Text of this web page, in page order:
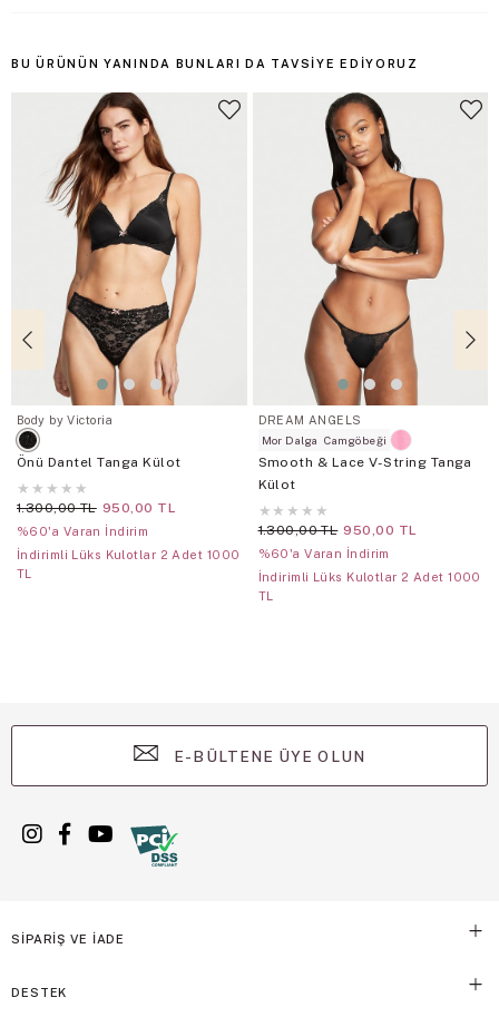
BU ÜRÜNÜN YANINDA BUNLARI DA TAVSIYE EDIYORUZ
Body by Victoria
Önü Dantel Tanga Külot
★ ★ ★ ★ ★
1.300,00 TL 950,00 TL
%60'a Varan İndirim
İndirimli Lüks Kulotlar 2 Adet 1000
TL
DREAM ANGELS
Mor Dalga
Camgöbeği
Smooth & Lace V-String Tanga
Külot
★ ★ ★ ★ ★
1.300,00 TL 950,00 TL
%60'a Varan İndirim
İndirimli Lüks Kulotlar 2 Adet 1000
TL
E-BÜLTENE ÜYE OLUN
SİPARİŞ VE İADE
DESTEK